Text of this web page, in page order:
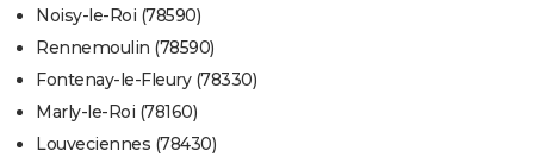
Noisy-le-Roi (78590)
Rennemoulin (78590)
Fontenay-le-Fleury (78330)
Marly-le-Roi (78160)
Louveciennes (78430)